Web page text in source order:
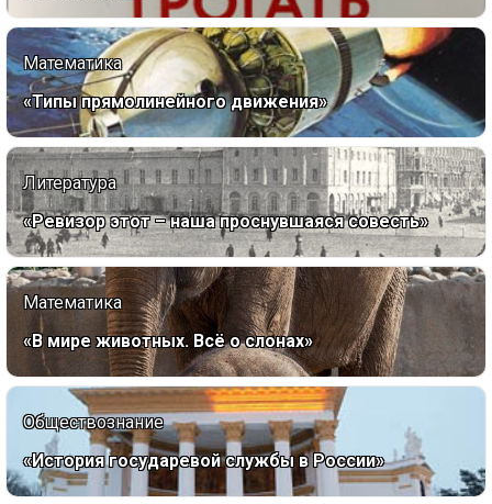
Математика
«Типы прямолинейного движения»
Литература
«Ревизор этот – наша проснувшаяся совесть»
Математика
«В мире животных. Всё о слонах»
Обществознание
«История государевой службы в России»